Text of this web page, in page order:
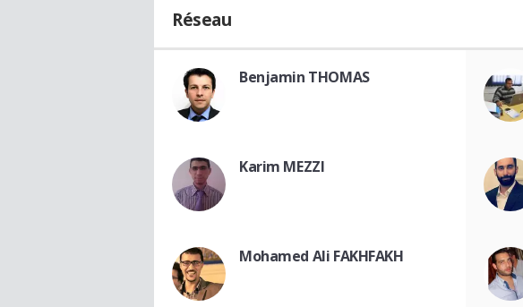
Réseau
Benjamin THOMAS
Karim MEZZI
Mohamed Ali FAKHFAKH